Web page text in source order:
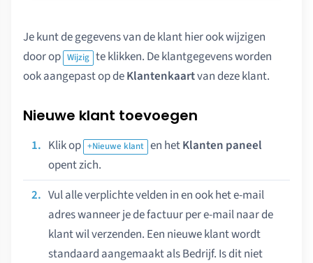
Je kunt de gegevens van de klant hier ook wijzigen
door op Wijzig te klikken. De klantgegevens worden
ook aangepast op deKlantenkaartvan deze klant.
Nieuwe klant toevoegen
Klik op +Nieuwe klant en hetKlanten paneel
opent zich.
Vul alle verplichte velden in en ook het e-mail
adres wanneer je de factuur per e-mail naar de
klant wil verzenden. Een nieuwe klant wordt
standaard aangemaakt als Bedrijf. Is dit niet